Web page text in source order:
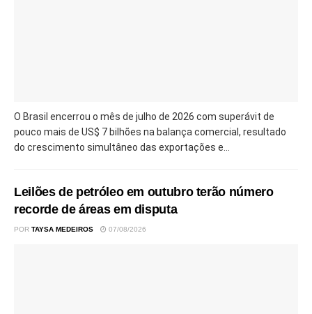
O Brasil encerrou o mês de julho de 2026 com superávit de
pouco mais de US$ 7 bilhões na balança comercial, resultado
do crescimento simultâneo das exportações e...
Leilões de petróleo em outubro terão número
recorde de áreas em disputa
POR TAYSA MEDEIROS 07/08/2026